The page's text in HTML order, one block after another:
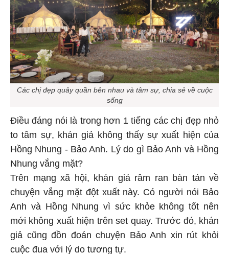
Các chị đẹp quây quần bên nhau và tâm sự, chia sẻ về cuộc
sống
Điều đáng nói là trong hơn 1 tiếng các chị đẹp nhỏ
to tâm sự, khán giả không thấy sự xuất hiện của
Hồng Nhung - Bảo Anh. Lý do gì Bảo Anh và Hồng
Nhung vắng mặt?
Trên mạng xã hội, khán giả râm ran bàn tán về
chuyện vắng mặt đột xuất này. Có người nói Bảo
Anh và Hồng Nhung vì sức khỏe không tốt nên
mới không xuất hiện trên set quay. Trước đó, khán
giả cũng đồn đoán chuyện Bảo Anh xin rút khỏi
cuộc đua với lý do tương tự.